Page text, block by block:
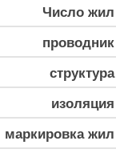
Число жил
проводник
структура
изоляция
маркировка жил